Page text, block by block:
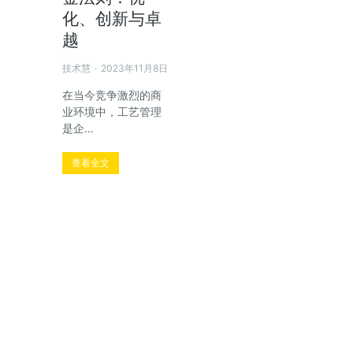
化、创新与卓
越
技术慧 2023年11月8日
在当今竞争激烈的商
业环境中，工艺管理
是企…
查看全文